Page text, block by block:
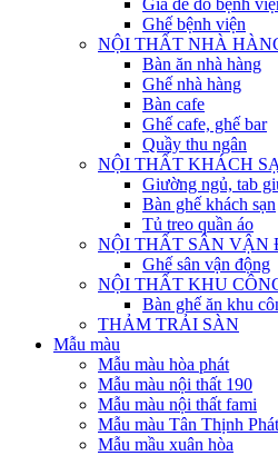
Giá để đồ bệnh
Ghế bệnh viện
NỘI THẤT NHÀ
Bàn ăn nhà hàng
Ghế nhà hàng
Bàn cafe
Ghế cafe, ghế bar
Quầy thu ngân
NỘI THẤT KHÁCH
Giường ngủ, tab
Bàn ghế khách sạn
Tủ treo quần áo
NỘI THẤT SÂN VẬN
Ghế sân vận động
NỘI THẤT KHU
Bàn ghế ăn khu
THẢM TRẢI SÀN
Mẫu màu
Mẫu màu hòa phát
Mẫu màu nội thất 190
Mẫu màu nội thất fami
Mẫu màu Tân Thịnh Phát
Mẫu mầu xuân hòa